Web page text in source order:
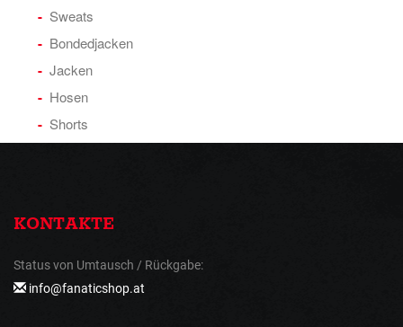
Sweats
Bondedjacken
Jacken
Hosen
Shorts
KONTAKTE
Status von Umtausch / Rückgabe:
info@fanaticshop.at